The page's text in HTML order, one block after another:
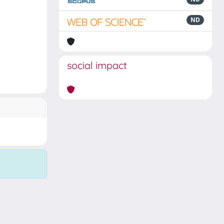
ND
social impact